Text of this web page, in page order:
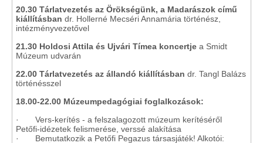
20.30 Tárlatvezetés az Örökségünk, a Madarászok című
kiállításban dr. Hollerné Mecséri Annamária történész,
intézményvezetővel
21.30 Holdosi Attila és Ujvári Tímea koncertje a Smidt
Múzeum udvarán
22.00 Tárlatvezetés az állandó kiállításban dr. Tangl Balázs
történésszel
18.00-22.00 Múzeumpedagógiai foglalkozások:
· Vers-kerítés - a felszalagozott múzeum kerítéséről
Petőfi-idézetek felismerése, verssé alakítása
· Bemutatkozik a Petőfi Pegazus társasjáték! Alkotói: